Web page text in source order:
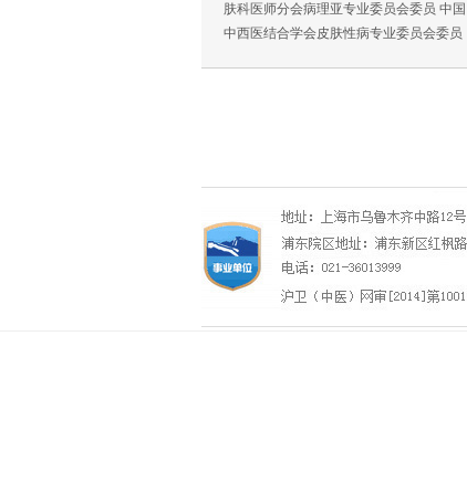
肤科医师分会病理亚专业委员会委员 中国
中西医结合学会皮肤性病专业委员会委员